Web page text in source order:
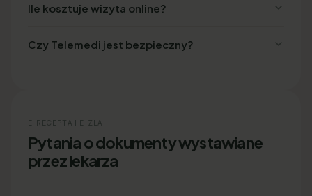
Ile kosztuje wizyta online?
Czy Telemedi jest bezpieczny?
E-RECEPTA I E-ZLA
Pytania o dokumenty wystawiane
przez lekarza